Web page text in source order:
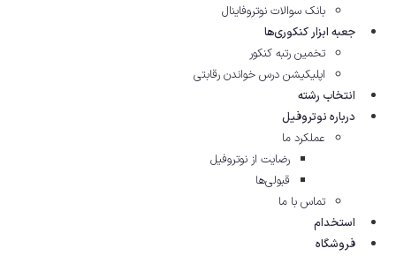
بانک سوالات نوتروفاینال
جعبه ابزار کنکوری‌ها
تخمین رتبه کنکور
اپلیکیشن درس خواندن رقابتی
انتخاب رشته
درباره نوتروفیل
عملکرد ما
رضایت از نوتروفیل
قبولی‌ها
تماس با ما
استخدام
فروشگاه